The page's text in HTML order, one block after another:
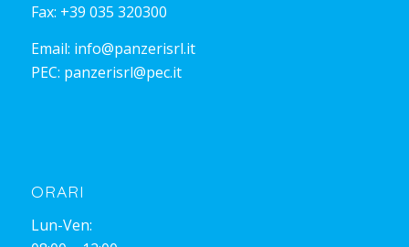
Fax: +39 035 320300
Email: info@panzerisrl.it
PEC: panzerisrl@pec.it
ORARI
Lun-Ven: